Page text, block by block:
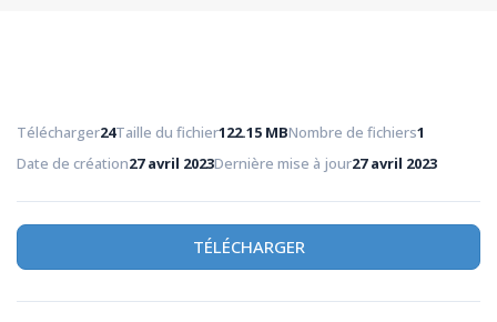
Télécharger24Taille du fichier122.15 MBNombre de fichiers1
Date de création27 avril 2023Dernière mise à jour27 avril 2023
TÉLÉCHARGER